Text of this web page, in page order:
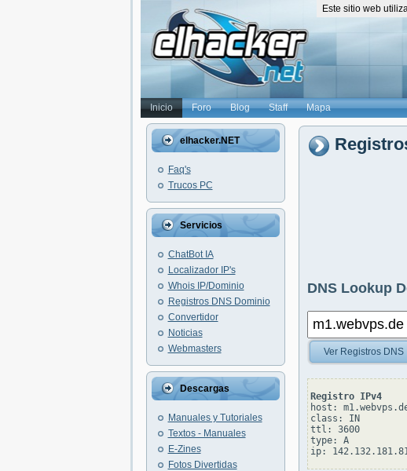
Inicio Foro Blog Staff Mapa
elhacker.NET
Faq's
Trucos PC
Servicios
ChatBot IA
Localizador IP's
Whois IP/Dominio
Registros DNS Dominio
Convertidor
Noticias
Webmasters
Descargas
Manuales y Tutoriales
Textos - Manuales
E-Zines
Fotos Divertidas
DNS Lookup
Ver Registros DNS
Registro IPv4
host:
class: IN
ttl: 3600
type: A
Este sitio web